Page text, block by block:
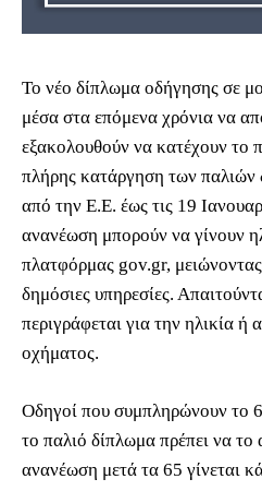
Το νέο δίπλωμα οδήγησης σε
μέσα στα επόμενα χρόνια να
εξακολουθούν να κατέχουν το
πλήρης κατάργηση των παλιών
από την Ε.Ε. έως τις 19
ανανέωση μπορούν να γίνουν
πλατφόρμας gov.gr,
δημόσιες υπηρεσίες.
περιγράφεται για την ηλικία
οχήματος.
Οδηγοί που συμπληρώνουν το
το παλιό δίπλωμα πρέπει να
ανανέωση μετά τα 65 γίνεται